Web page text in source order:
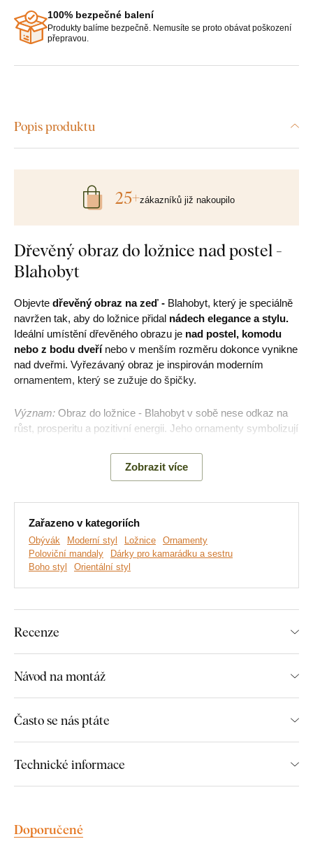
100% bezpečné balení
Produkty balíme bezpečně. Nemusíte se proto obávat poškození
přepravou.
Popis produktu
Dřevěný obraz do ložnice nad postel -
Blahobyt
Objevte dřevěný obraz na zeď - Blahobyt, který je speciálně
navržen tak, aby do ložnice přidal nádech elegance a stylu.
Ideální umístění dřevěného obrazu je nad postel, komodu
nebo z bodu dveřínebo v menším rozměru dokonce vynikne
nad dveřmi. Vyřezávaný obraz je inspirován moderním
ornamentem, který se zužuje do špičky.
Význam: Obraz do ložnice - Blahobyt v sobě nese odkaz na
růst, prosperitu a pozitivní energii. Jeho ornamenty symbolizují
Hlavní výhody produktu:
Skvěle se hodí do ložnice nad postel
Originální design obrazu
Ekologická výroba ze dřeva
Na výběr mnoho dekorů
Montáž, kterou zvládne každý:
doporučujeme použít pěnovou lepicí pásku nebo malé hřebíky.
našem e-shopu
Zobrazit více
25+zákazníků již nakoupilo
Zařazeno v kategoriích
Obývák Moderní styl Ložnice
Ornamenty
Poloviční mandaly
Dárky pro kamarádku a sestru
Boho styl
Orientální styl
Recenze
Návod na montáž
Často se nás ptáte
Technické informace
Doporučené